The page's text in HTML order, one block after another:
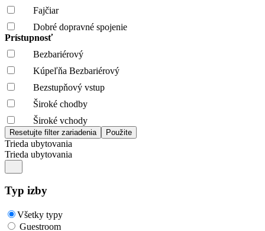
Fajčiar
Dobré dopravné spojenie
Prístupnosť
Bezbariérový
Kúpeľňa Bezbariérový
Bezstupňový vstup
Široké chodby
Široké vchody
Trieda ubytovania
Trieda ubytovania
Typ izby
Všetky typy
Guestroom